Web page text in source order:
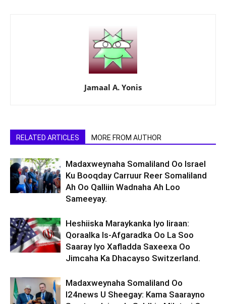
Jamaal A. Yonis
RELATED ARTICLES MORE FROM AUTHOR
Madaxweynaha Somaliland Oo Israel
Ku Booqday Carruur Reer Somaliland
Ah Oo Qalliin Wadnaha Ah Loo
Sameeyay.
Heshiiska Maraykanka Iyo Iiraan:
Qoraalka Is-Afgaradka Oo La Soo
Saaray Iyo Xafladda Saxeexa Oo
Jimcaha Ka Dhacayso Switzerland.
Madaxweynaha Somaliland Oo
I24news U Sheegay: Kama Saarayno